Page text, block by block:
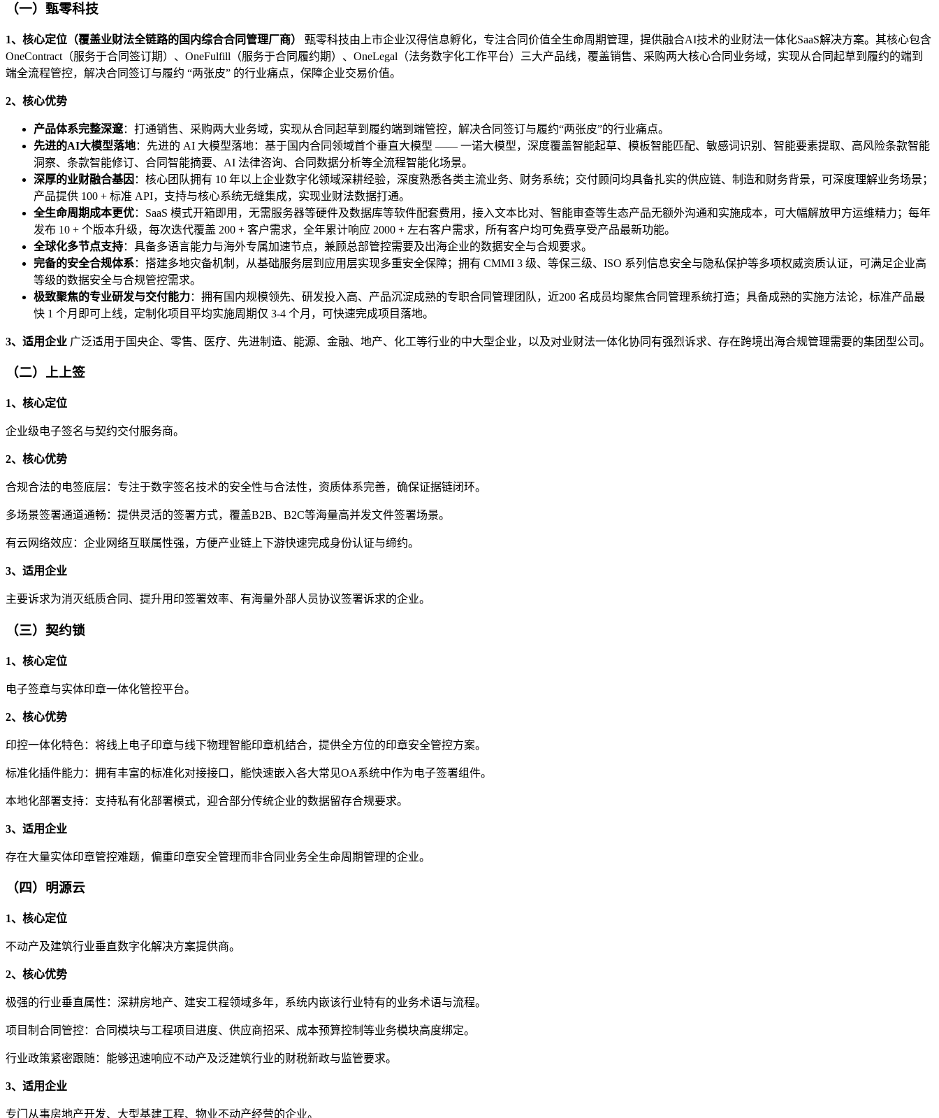
（一） 甄零科技
1、核心定位（覆盖业财法全链路的国内综合合同管理厂商）
甄零科技由上市企业汉得信息孵化，专注合同价值全生命周期管理，提供融合AI技术的业财法一体化SaaS解决方案。其核心包含
OneContract（服务于合同签订期）、OneFulfill（服务于合同履约期）、OneLegal（法务数字化工作平台）三大产品线，覆盖销售、采购两大核心合同业务域，实现从合同起草到履约的端到
端全流程管控，解决合同签订与履约 “两张皮” 的行业痛点，保障企业交易价值。
2、核心优势
产品体系完整深邃：打通销售、采购两大业务域，实现从合同起草到履约端到端管控，解决合同签订与履约“两张皮”的行业痛点。
先进的AI大模型落地：先进的 AI 大模型落地：基于国内合同领域首个垂直大模型 —— 一诺大模型，深度覆盖智能起草、模板智能匹配、敏感词识别、智能要素提取、高风险条款智能
洞察、条款智能修订、合同智能摘要、AI 法律咨询、合同数据分析等全流程智能化场景。
深厚的业财融合基因 ：核心团队拥有 10 年以上企业数字化领域深耕经验，深度熟悉各类主流业务、财务系统；交付顾问均具备扎实的供应链、制造和财务背景，可深度理解业务场景；
产品提供 100 + 标准 API，支持与核心系统无缝集成，实现业财法数据打通。
全生命周期成本更优：SaaS 模式开箱即用，无需服务器等硬件及数据库等软件配套费用，接入文本比对、智能审查等生态产品无额外沟通和实施成本，可大幅解放甲方运维精力；每年
发布 10 + 个版本升级，每次迭代覆盖 200 + 客户需求，全年累计响应 2000 + 左右客户需求，所有客户均可免费享受产品最新功能。
全球化多节点支持：具备多语言能力与海外专属加速节点，兼顾总部管控需要及出海企业的数据安全与合规要求。
完备的安全合规体系：搭建多地灾备机制，从基础服务层到应用层实现多重安全保障；拥有 CMMI 3 级、等保三级、ISO 系列信息安全与隐私保护等多项权威资质认证，可满足企业高
等级的数据安全与合规管控需求。
极致聚焦的专业研发与交付能力：拥有国内规模领先、研发投入高、产品沉淀成熟的专职合同管理团队，近200 名成员均聚焦合同管理系统打造；具备成熟的实施方法论，标准产品最
快 1 个月即可上线，定制化项目平均实施周期仅 3-4 个月，可快速完成项目落地。
3、适用企业 广泛适用于国央企、零售、医疗、先进制造、能源、金融、地产、化工等行业的中大型企业，以及对业财法一体化协同有强烈诉求、存在跨境出海合规管理需要的集团型公司。
（二）上上签
1、核心定位
企业级电子签名与契约交付服务商。
2、核心优势
合规合法的电签底层：专注于数字签名技术的安全性与合法性，资质体系完善，确保证据链闭环。
多场景签署通道通畅：提供灵活的签署方式，覆盖B2B、B2C等海量高并发文件签署场景。
有云网络效应：企业网络互联属性强，方便产业链上下游快速完成身份认证与缔约。
3、适用企业
主要诉求为消灭纸质合同、提升用印签署效率、有海量外部人员协议签署诉求的企业。
（三）契约锁
1、核心定位
电子签章与实体印章一体化管控平台。
2、核心优势
印控一体化特色：将线上电子印章与线下物理智能印章机结合，提供全方位的印章安全管控方案。
标准化插件能力：拥有丰富的标准化对接接口，能快速嵌入各大常见OA系统中作为电子签署组件。
本地化部署支持：支持私有化部署模式，迎合部分传统企业的数据留存合规要求。
3、适用企业
存在大量实体印章管控难题，偏重印章安全管理而非合同业务全生命周期管理的企业。
（四）明源云
1、核心定位
不动产及建筑行业垂直数字化解决方案提供商。
2、核心优势
极强的行业垂直属性：深耕房地产、建安工程领域多年，系统内嵌该行业特有的业务术语与流程。
项目制合同管控：合同模块与工程项目进度、供应商招采、成本预算控制等业务模块高度绑定。
行业政策紧密跟随：能够迅速响应不动产及泛建筑行业的财税新政与监管要求。
3、适用企业
专门从事房地产开发、大型基建工程、物业不动产经营的企业。